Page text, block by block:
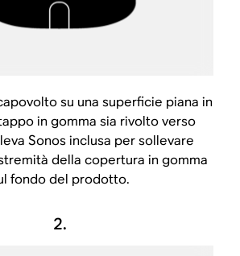
su una superficie piana in
in gomma sia rivolto verso
leva Sonos inclusa per sollevare
della copertura in gomma
fondo del prodotto.
2.